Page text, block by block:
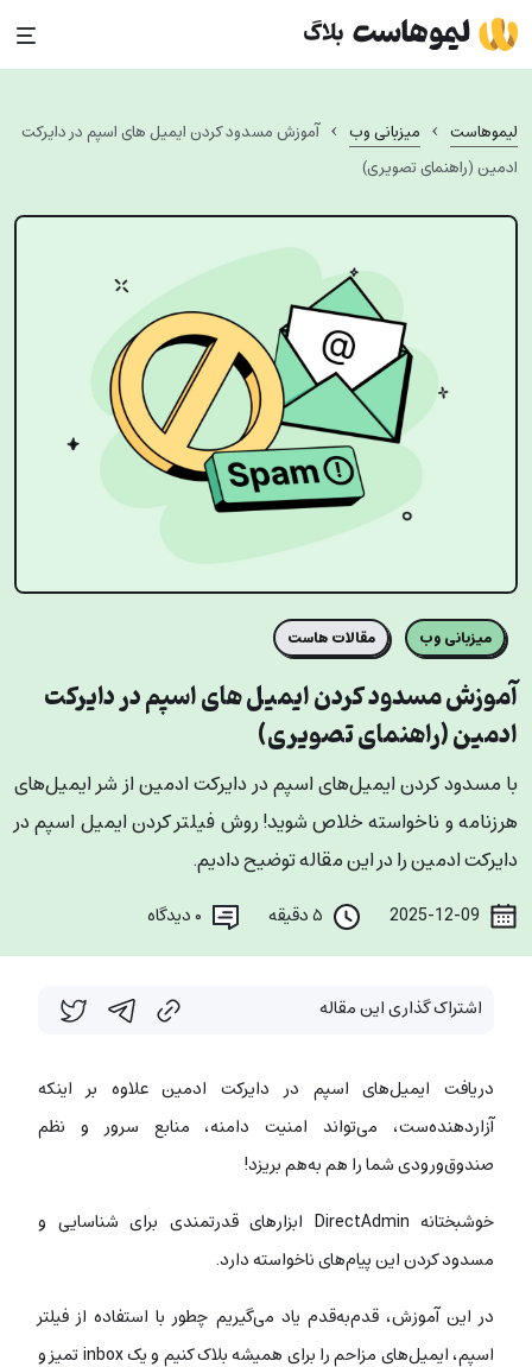
Skip
to
content
لیموهاست › میزبانی وب › آموزش مسدود کردن ایمیل‌ های اسپم در دایرکت
ادمین (راهنمای تصویری)
میزبانی وب مقالات هاست
آموزش مسدود کردن ایمیل‌ های اسپم در دایرکت
ادمین (راهنمای تصویری)
با مسدود کردن ایمیل‌های اسپم در دایرکت ادمین از شر ایمیل‌های
هرزنامه و ناخواسته خلاص شوید! روش فیلتر کردن ایمیل اسپم در
دایرکت ادمین را در این مقاله توضیح دادیم.
دیدگاه
اشتراک گذاری این مقاله
دریافت ایمیل‌های اسپم در دایرکت ادمین علاوه بر اینکه
آزاردهنده‌ست، می‌تواند امنیت دامنه، منابع سرور و نظم
صندوق‌ورودی شما را هم به‌هم بریزد!
خوشبختانه DirectAdmin ابزارهای قدرتمندی برای شناسایی و
مسدود کردن این پیام‌های ناخواسته دارد.
در این آموزش، قدم‌به‌قدم یاد می‌گیریم چطور با استفاده از فیلتر
اسپم، ایمیل‌های مزاحم را برای همیشه بلاک کنیم و یک inbox تمیز و